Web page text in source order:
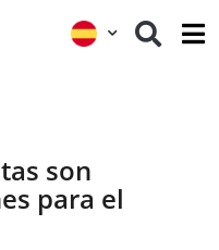
son
para el